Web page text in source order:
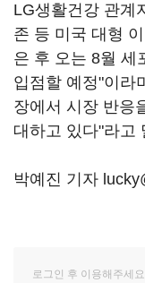
LG생활건강 관계
존 등 미국 대형
은 후 오는 8월 세
입점할 예정"이라
장에서 시장 반응
대하고 있다"라고
박예진 기자